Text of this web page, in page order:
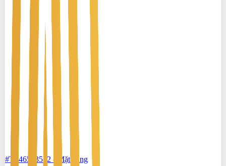
#TS46553512 -
Mặt bằng